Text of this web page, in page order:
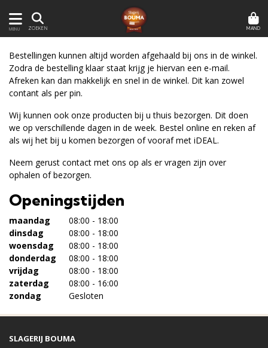
MENU ZOEKEN MAND
Bestellingen kunnen altijd worden afgehaald bij ons in de winkel.
Zodra de bestelling klaar staat krijg je hiervan een e-mail.
Afreken kan dan makkelijk en snel in de winkel. Dit kan zowel
contant als per pin.
Wij kunnen ook onze producten bij u thuis bezorgen. Dit doen
we op verschillende dagen in de week. Bestel online en reken af
als wij het bij u komen bezorgen of vooraf met iDEAL.
Neem gerust contact met ons op als er vragen zijn over
ophalen of bezorgen.
Openingstijden
maandag
08:00 - 18:00
dinsdag
08:00 - 18:00
woensdag
08:00 - 18:00
donderdag
08:00 - 18:00
vrijdag
08:00 - 18:00
zaterdag
08:00 - 16:00
zondag
Gesloten
SLAGERIJ BOUMA